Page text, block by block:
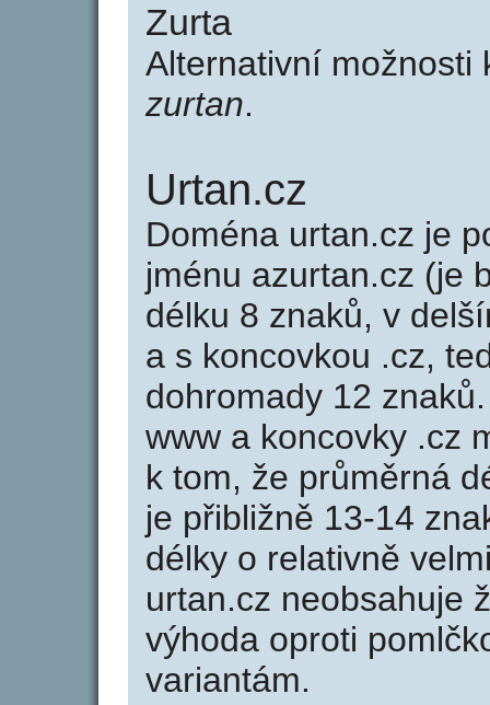
Zurta
Alternativní
zurtan.
Urtan.cz
Doména urtan.cz je
jménu azurtan.cz (je
délku 8 znaků, v
a s koncovkou .cz,
dohromady 12
www a koncovky .cz
k tom, že průměrná
je přibližně 13-14
délky o relativně
urtan.cz neobsahuje
výhoda oproti
variantám.